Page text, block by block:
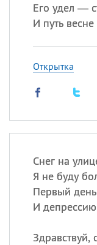
Его удел —
И путь
Открытка
Снег на
Я не буду
Первый
И
Здравствуй,